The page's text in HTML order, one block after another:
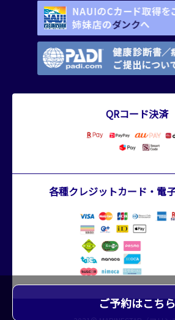
QRコード決済
各種クレジットカード・電
ご予約はこちら